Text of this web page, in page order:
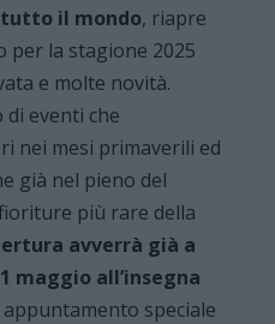
il mondo, riapre
per la stagione 2025
e molte novità.
di eventi che
nei mesi primaverili ed
già nel pieno del
più rare della
avverrà già a
maggio all’insegna
speciale